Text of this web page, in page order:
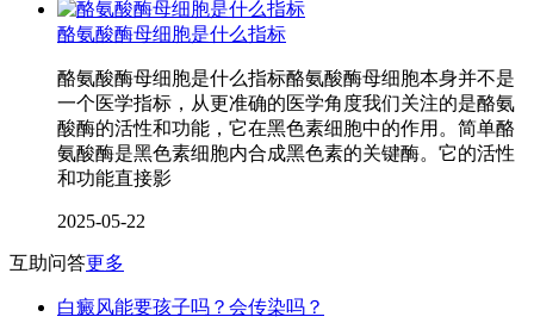
酪氨酸酶母细胞是什么指标
酪氨酸酶母细胞是什么指标酪氨酸酶母细胞本身并不是
一个医学指标，从更准确的医学角度我们关注的是酪氨
酸酶的活性和功能，它在黑色素细胞中的作用。简单酪
氨酸酶是黑色素细胞内合成黑色素的关键酶。它的活性
和功能直接影
2025-05-22
互助问答更多
白癜风能要孩子吗？会传染吗？